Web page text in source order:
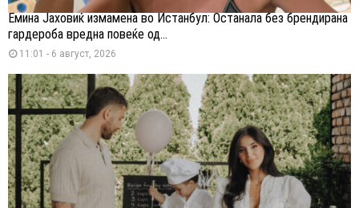
Емина Јаховиќ измамена во Истанбул: Останала без брендирана
гардероба вредна повеќе од...
11:01 - 6 август, 2026